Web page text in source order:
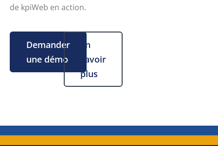
de kpiWeb en action.
Demander
une démo
En
savoir
plus